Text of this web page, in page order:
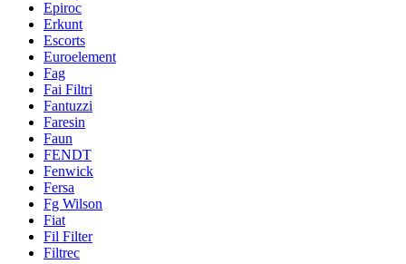
Epiroc
Erkunt
Escorts
Euroelement
Fag
Fai Filtri
Fantuzzi
Faresin
Faun
FENDT
Fenwick
Fersa
Fg Wilson
Fiat
Fil Filter
Filtrec